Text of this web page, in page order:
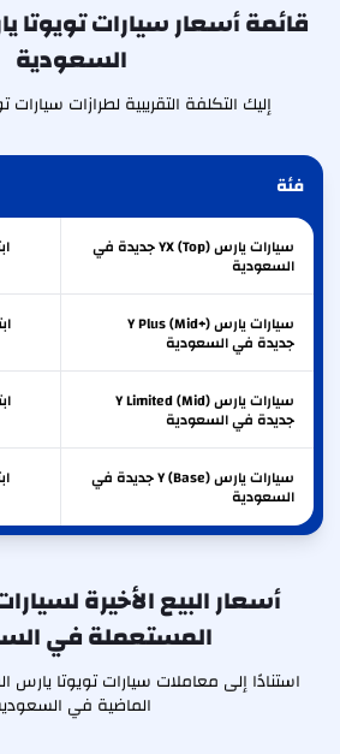
قائمة أسعار سيارات تويوتا
السعودية
إليك التكلفة التقريبية لطرازات سيارات
فئة
سيارات يارس YX (Top) جديدة في
السعودية
سيارات يارس Y Plus (Mid+)
جديدة في السعودية
سيارات يارس Y Limited (Mid)
جديدة في السعودية
سيارات يارس Y (Base) جديدة في
السعودية
أسعار البيع الأخيرة
المستعملة في
الماضية في